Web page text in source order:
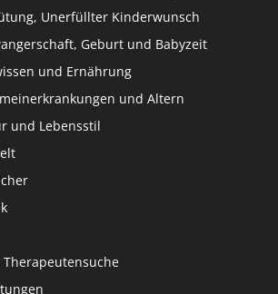
Unerfüllter Kinderwunsch
Geburt und Babyzeit
und Ernährung
und Altern
und Lebensstil